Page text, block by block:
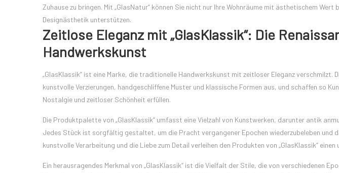
Zuhause zu bringen. Mit „GlasNatur“ können Sie nicht nur Ihre Wohnräume mit ästhetischem
Designästhetik unterstützen.
Zeitlose Eleganz mit „GlasKlassik“: Die
Handwerkskunst
„GlasKlassik“ ist eine Marke, die traditionelle Handwerkskunst mit zeitloser Eleganz verschmilzt.
kunstvolle Verzierungen, handgeschliffene Muster und klassische Formen aus, und schaffen so
Nostalgie und zeitloser Schönheit erfüllen.
Die Produktpalette von „GlasKlassik“ umfasst eine Vielzahl von Kunstwerken, darunter antik
Jedes Stück ist sorgfältig gestaltet, um die Pracht vergangener Epochen wiederzubeleben und
kunstvolle Verarbeitung und die Liebe zum Detail verleihen den Produkten von „GlasKlassik“ einen
Ein herausragendes Merkmal von „GlasKlassik“ ist die Vielfalt der Stile, die von verschiedenen